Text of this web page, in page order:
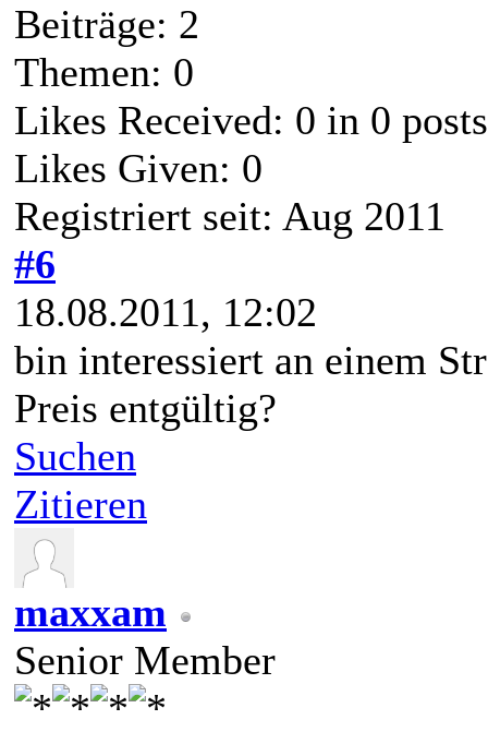
Beiträge: 2
Themen: 0
Likes Received: 0 in 0 posts
Likes Given: 0
Registriert seit: Aug 2011
#6
18.08.2011, 12:02
bin interessiert an einem
Preis entgültig?
Suchen
Zitieren
maxxam
Senior Member